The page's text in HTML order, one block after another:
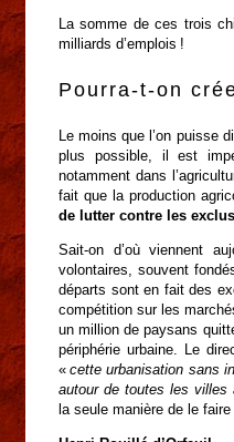
La somme de ces trois
milliards d’emplois !
Pourra-t-on
Le moins que l’on puisse
plus possible, il est
notamment dans
fait que la production
de lutter contre les
Sait-on d’où viennent
volontaires, souvent
départs sont en fait des
compétition sur les
un million de paysans
périphérie urbaine. Le
« cette urbanisation sans
autour de toutes les villes
la seule manière de le